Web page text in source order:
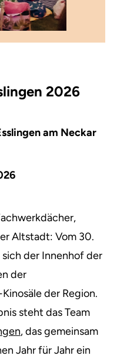
2026
am Neckar
Altstadt: Vom 30.
der Innenhof der
der
der Region.
steht das Team
, das gemeinsam
Jahr für Jahr ein